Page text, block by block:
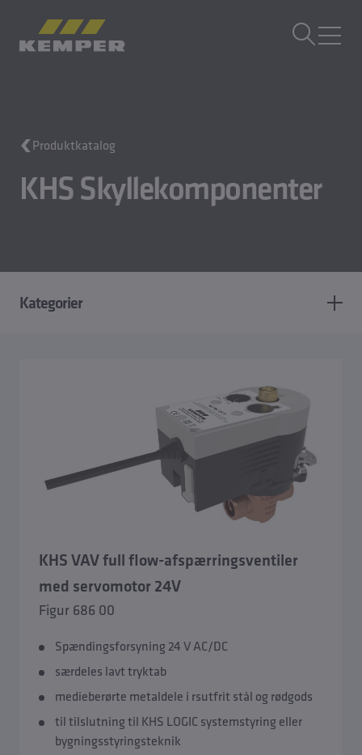
Støbeteknik
Valseprodukter
Virksomhed
DA| DK Sprogskifter
Produktkatalog
KHS Skyllekomponenter
Kategorier
Oversigt Hygiejnesystem KHS
KHS Venturi-flowdeler
KHS CoolFlow koldvands-cirkulation
KHS VAV full flow-afspærringsventiler
med servomotor 24V
Figur 686 00
Spændingsforsyning 24 V AC/DC
særdeles lavt tryktab
medieberørte metaldele i rsutfrit stål og rødgods
til tilslutning til KHS LOGIC systemstyring eller
bygningsstyringsteknik